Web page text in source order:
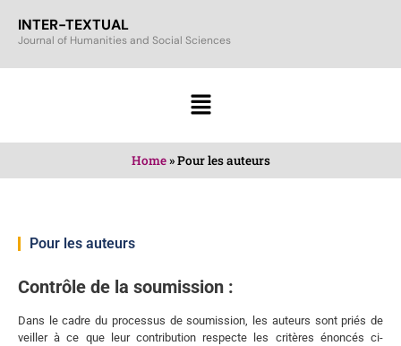
INTER-TEXTUAL
Journal of Humanities and Social Sciences
Home»Pour les auteurs
Pour les auteurs
Contrôle de la soumission :
Dans le cadre du processus de soumission, les auteurs sont priés de
veiller à ce que leur contribution respecte les critères énoncés ci-